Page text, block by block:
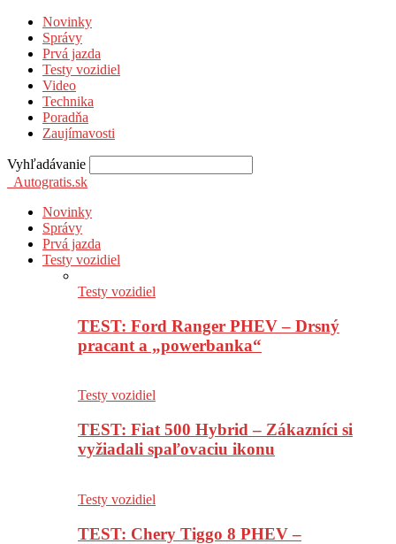
Novinky
Správy
Prvá jazda
Testy vozidiel
Video
Technika
Poradňa
Zaujímavosti
Vyhľadávanie
Autogratis.sk
Novinky
Správy
Prvá jazda
Testy vozidiel
Testy vozidiel
TEST: Ford Ranger PHEV – Drsný
pracant a „powerbanka“
Testy vozidiel
TEST: Fiat 500 Hybrid – Zákazníci si
vyžiadali spaľovaciu ikonu
Testy vozidiel
TEST: Chery Tiggo 8 PHEV –